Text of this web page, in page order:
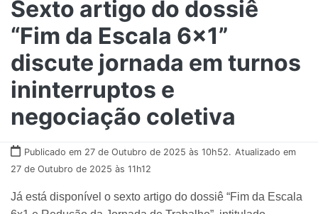
Sexto artigo do dossiê
“Fim da Escala 6x1”
discute jornada em turnos
ininterruptos e
negociação coletiva
Publicado em 27 de Outubro de 2025 às 10h52. Atualizado em
27 de Outubro de 2025 às 11h12
Já está disponível o sexto artigo do dossiê “Fim da Escala